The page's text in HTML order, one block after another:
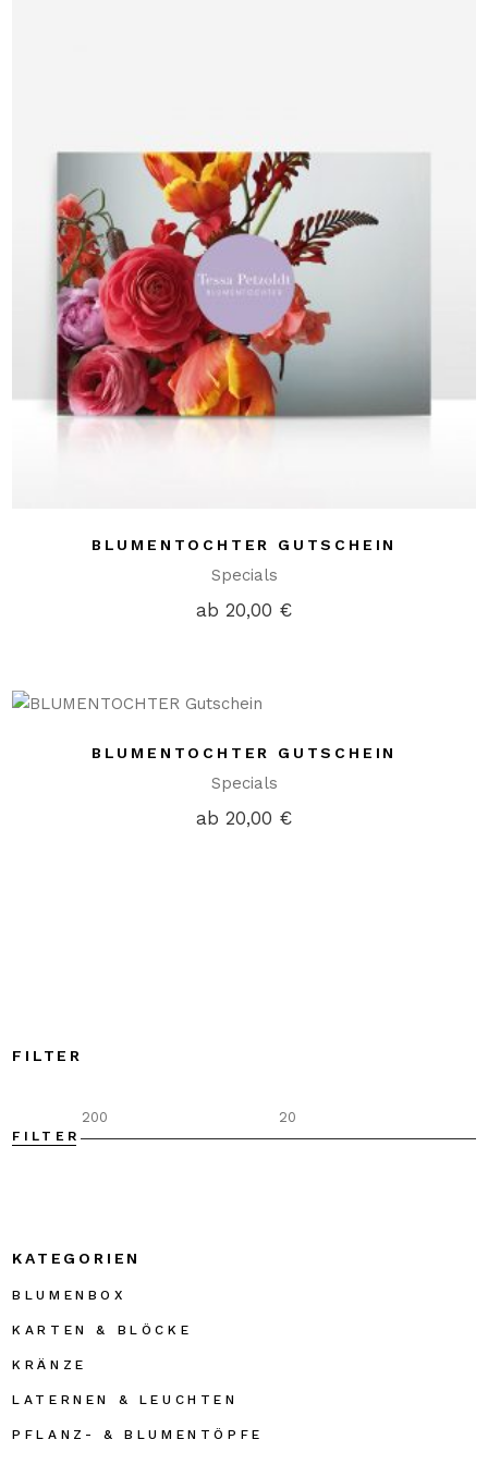
BLUMENTOCHTER GUTSCHEIN
Specials
ab 20,00 €
BLUMENTOCHTER GUTSCHEIN
Specials
ab 20,00 €
FILTER
FILTER
KATEGORIEN
BLUMENBOX
KARTEN & BLÖCKE
KRÄNZE
LATERNEN & LEUCHTEN
PFLANZ- & BLUMENTÖPFE